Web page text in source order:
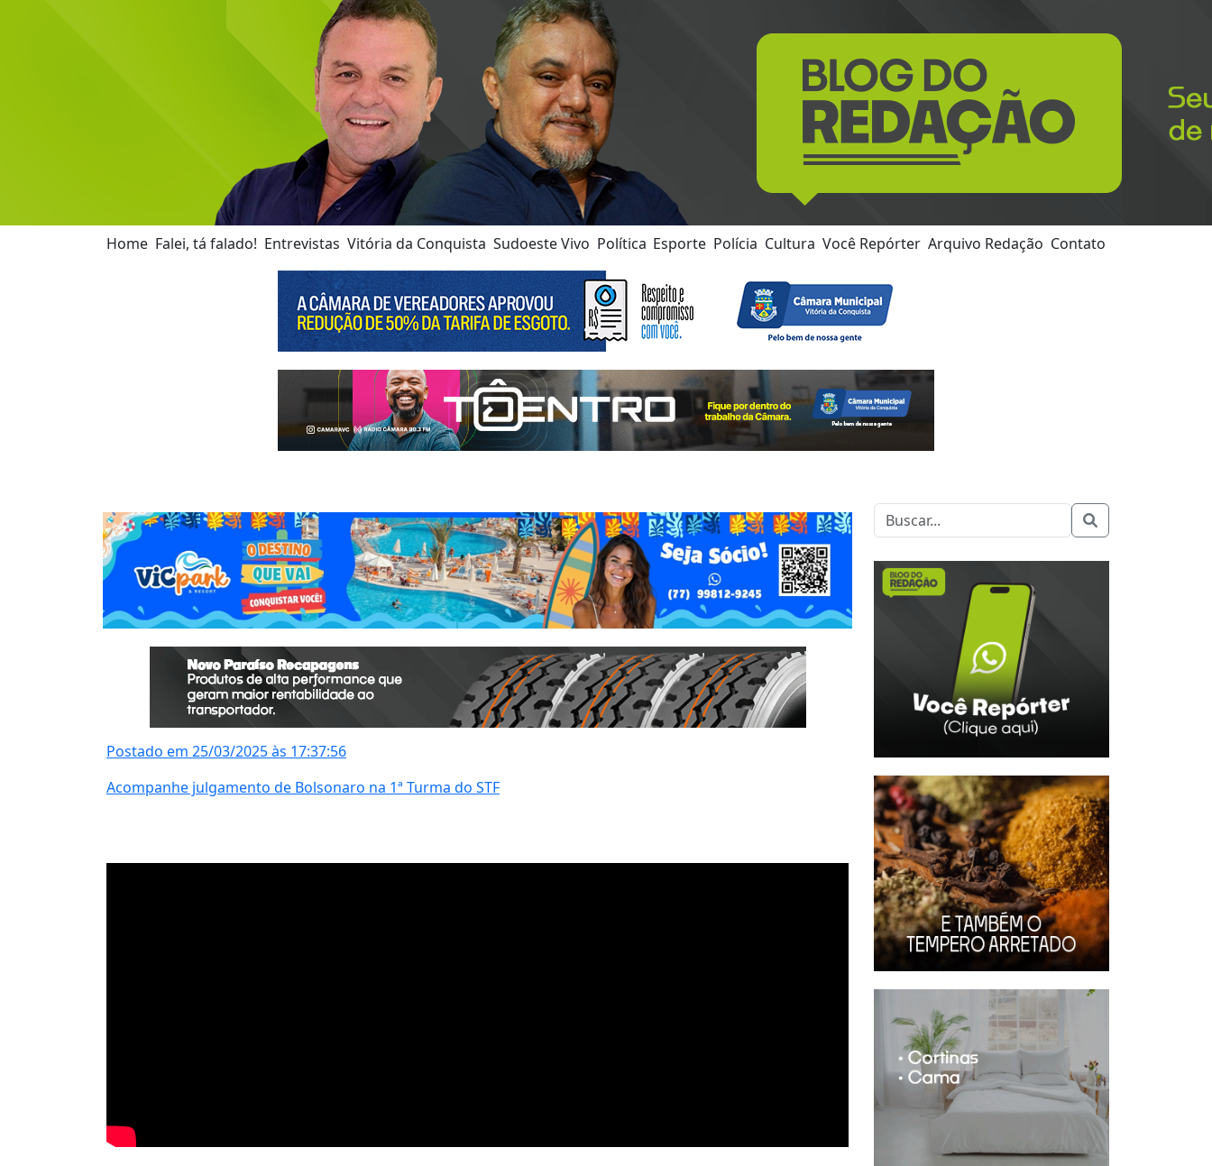
Home Falei, tá falado! Entrevistas Vitória da Conquista Sudoeste Vivo Política Esporte Polícia Cultura Você Repórter Arquivo Redação Contato
Postado em 25/03/2025 às 17:37:56
Acompanhe julgamento de Bolsonaro na 1ª Turma do STF